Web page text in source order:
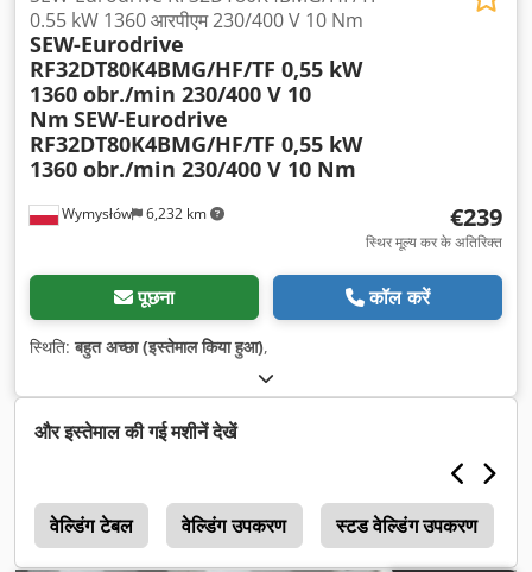
Wymysłów 6,232 km
0.55 kW 1360 आरपीएम 230/400 V 10 Nm
SEW-Eurodrive
RF32DT80K4BMG/HF/TF 0,55 kW
1360 obr./min 230/400 V 10
Nm SEW-Eurodrive
RF32DT80K4BMG/HF/TF 0,55 kW
1360 obr./min 230/400 V 10 Nm
€239
स्थिर मूल्य कर के अतिरिक्त
पूछना कॉल करें
स्थिति:बहुत अच्छा (इस्तेमाल किया हुआ),
और इस्तेमाल की गई मशीनें देखें
वेल्डिंग टेबल वेल्डिंग उपकरण स्टड वेल्डिंग उपकरण